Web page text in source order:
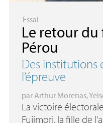
Essai
Le retour
Pérou
Des institutions
l’épreuve
par Arthur Morenas,
La victoire
Fujimori, la fille de